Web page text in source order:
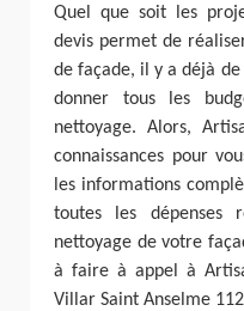
Quel que soit les
devis permet de
de façade, il y a déjà
donner tous les
nettoyage. Alors,
connaissances pour
les informations
toutes les dépenses
nettoyage de votre
à faire à appel à
Villar Saint Anselme